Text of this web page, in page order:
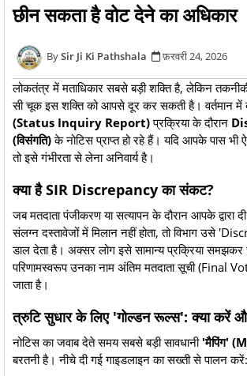
छीन सकता है वोट देने का अधिकार
Sir Ji Ki Pathshala फ़रवरी 24, 2026
लोकतंत्र में मताधिकार सबसे बड़ी शक्ति है, लेकिन
सी चूक इस शक्ति को आपसे दूर कर सकती है। वर्तमान में
(Status Inquiry Report)प्रक्रिया के दौरान
(विसंगति)के नोटिस प्राप्त हो रहे हैं। यदि आपके पास भी
तो इसे गंभीरता से लेना अनिवार्य है।
क्या है SIR Discrepancy का संकट?
​जब मतदाता पंजीकरण या सत्यापन के दौरान आपके द्वारा
संलग्न दस्तावेजों में मिलान नहीं होता, तो विभाग उसे
डाल देता है। अक्सर लोग इसे सामान्य प्रक्रिया
परिणामस्वरूप उनका नाम अंतिम मतदाता सूची (Final
जाता है।
त्रुटि सुधार के लिए 'गोल्डन रूल्स': क्या करें
​नोटिस का जवाब देते समय सबसे बड़ी सावधानी 'मैपिंग'
बरतनी है। नीचे दी गई गाइडलाइन का सख्ती से पालन करें: